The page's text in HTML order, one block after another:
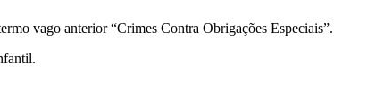
vago anterior “Crimes Contra Obrigações Especiais”.